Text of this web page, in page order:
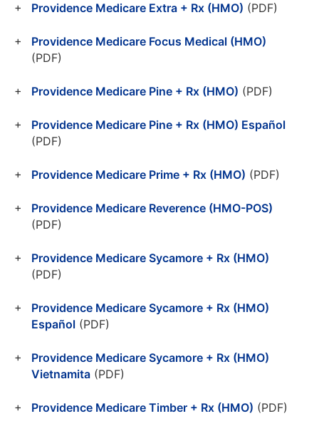
Providence Medicare Extra + Rx (HMO) (PDF)
Providence Medicare Focus Medical (HMO)
(PDF)
Providence Medicare Pine + Rx (HMO) (PDF)
Providence Medicare Pine + Rx (HMO) Español
(PDF)
Providence Medicare Prime + Rx (HMO) (PDF)
Providence Medicare Reverence (HMO-POS)
(PDF)
Providence Medicare Sycamore + Rx (HMO)
(PDF)
Providence Medicare Sycamore + Rx (HMO)
Español (PDF)
Providence Medicare Sycamore + Rx (HMO)
Vietnamita (PDF)
Providence Medicare Timber + Rx (HMO) (PDF)